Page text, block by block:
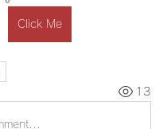
Click Me
13